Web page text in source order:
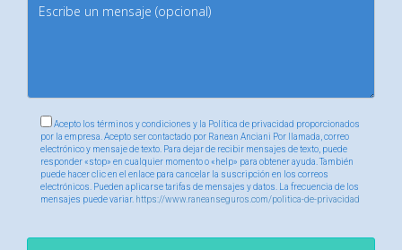
Los planes HMO generalmente no cubren servicios fuera de
¿Cómo puedo decidir cuál es mejor para mí?
Evalúa tus necesidades médicas actuales, presupuesto y
preferencias personales sobre acceso a proveedores
antes de tomar una decisión informada sobre tu seguro
médico.
Acepto los términos y condiciones y la Política de privacidad proporcionados
por la empresa. Acepto ser contactado por Ranean Anciani Por llamada, correo
electrónico y mensaje de texto. Para dejar de recibir mensajes de texto, puede
responder «stop» en cualquier momento o «help» para obtener ayuda. También
puede hacer clic en el enlace para cancelar la suscripción en los correos
electrónicos. Pueden aplicarse tarifas de mensajes y datos. La frecuencia de los
mensajes puede variar. https://www.raneanseguros.com/politica-de-privacidad